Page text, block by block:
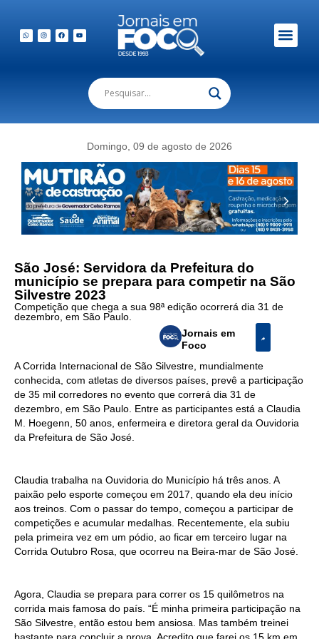
Domingo, 09 de agosto de 2026
São José: Servidora da Prefeitura do
município se prepara para competir na São
Silvestre 2023
Competição que chega a sua 98ª edição ocorrerá dia 31 de
dezembro, em São Paulo.
Jornais em
Foco
A Corrida Internacional de São Silvestre, mundialmente
conhecida, com atletas de diversos países, prevê a participação
de 35 mil corredores no evento que correrá dia 31 de
dezembro, em São Paulo. Entre as participantes está a Claudia
M. Hoegenn, 50 anos, enfermeira e diretora geral da Ouvidoria
da Prefeitura de São José.
Claudia trabalha na Ouvidoria do Município há três anos. A
paixão pelo esporte começou em 2017, quando ela deu início
aos treinos. Com o passar do tempo, começou a participar de
competições e acumular medalhas. Recentemente, ela subiu
pela primeira vez em um pódio, ao ficar em terceiro lugar na
Corrida Outubro Rosa, que ocorreu na Beira-mar de São José.
Agora, Claudia se prepara para correr os 15 quilômetros na
corrida mais famosa do país. “É minha primeira participação na
São Silvestre, então estou bem ansiosa. Mas também treinei